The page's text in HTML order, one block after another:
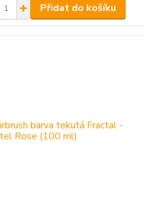
Přidat do košíku